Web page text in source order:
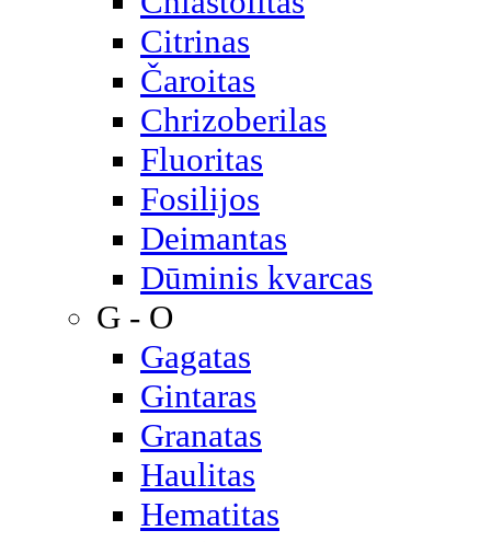
Citrinas
Čaroitas
Chrizoberilas
Fluoritas
Fosilijos
Deimantas
Dūminis kvarcas
G - O
Gagatas
Gintaras
Granatas
Haulitas
Hematitas